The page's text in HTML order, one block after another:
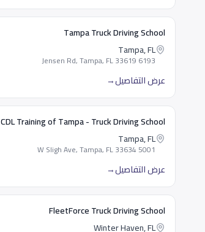
Tampa Truck Driving School
Tampa, FL
6193 Jensen Rd, Tampa, FL 33619
عرض التفاصيل→
CDL Training of Tampa - Truck Driving School
Tampa, FL
5001 W Sligh Ave, Tampa, FL 33634
عرض التفاصيل→
FleetForce Truck Driving School
Winter Haven, FL